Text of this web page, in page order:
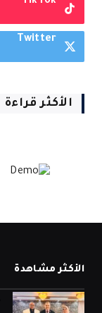
Twitter
الأكثر قراءة
الأكثر مشاهدة